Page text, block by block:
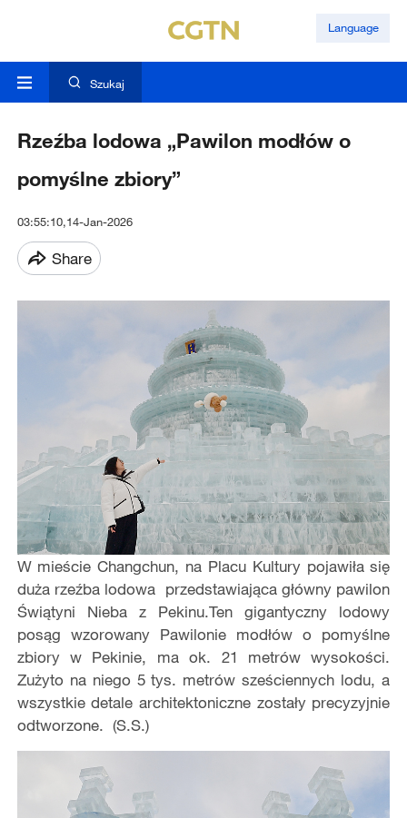
Language
Szukaj
Rzeźba lodowa „Pawilon modłów o
pomyślne zbiory”
03:55:10,14-Jan-2026
Share
W mieście Changchun, na Placu Kultury pojawiła się
duża rzeźba lodowa przedstawiająca główny pawilon
Świątyni Nieba z Pekinu.Ten gigantyczny lodowy
posąg wzorowany Pawilonie modłów o pomyślne
zbiory w Pekinie, ma ok. 21 metrów wysokości.
Zużyto na niego 5 tys. metrów sześciennych lodu, a
wszystkie detale architektoniczne zostały precyzyjnie
odtworzone. (S.S.)